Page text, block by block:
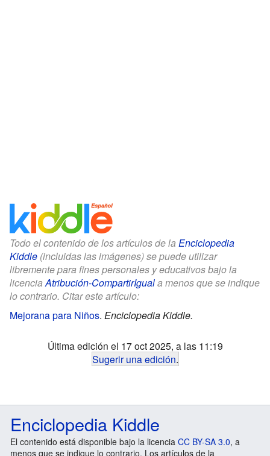
Todo el contenido de los artículos de la Enciclopedia
Kiddle (incluidas las imágenes) se puede utilizar
libremente para fines personales y educativos bajo la
licenciaAtribución-CompartirIguala menos que se indique
lo contrario. Citar este artículo:
Mejorana para Niños. Enciclopedia Kiddle.
Última edición el 17 oct 2025, a las 11:19
Sugerir una edición.
Enciclopedia Kiddle
El contenido está disponible bajo la licencia CC BY-SA 3.0, a
menos que se indique lo contrario. Los artículos de la